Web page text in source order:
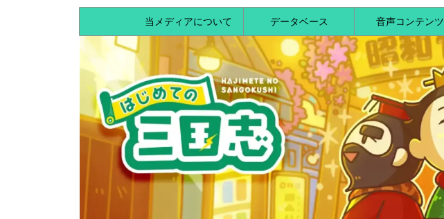
当メディアについて データベース 音声コンテンツ